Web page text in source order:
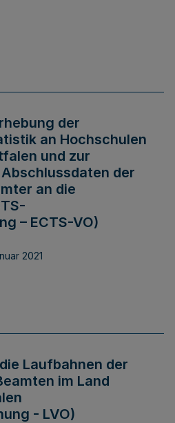
der
an Hochschulen
und zur
der
an die
– ECTS-VO)
2021
Laufbahnen der
im Land
- LVO)